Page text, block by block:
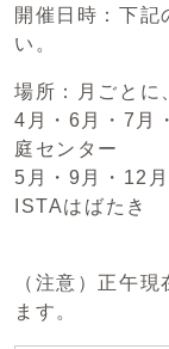
開催日時：下記
い。
場所：月ごとに
4月・6月・7月
庭センター
5月・9月・12
ISTAはばたき
（注意）正午
ます。